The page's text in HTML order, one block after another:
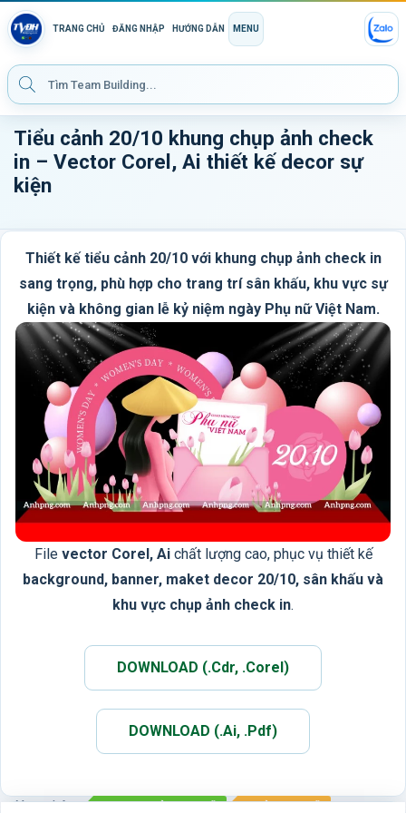
TRANG CHỦ ĐĂNG NHẬP HƯỚNG DẪN MENU
Tiểu cảnh 20/10 khung chụp ảnh check
in – Vector Corel, Ai thiết kế decor sự
kiện
Thiết kế tiểu cảnh 20/10 với khung chụp ảnh check in
sang trọng, phù hợp cho trang trí sân khấu, khu vực sự
kiện và không gian lễ kỷ niệm ngày Phụ nữ Việt Nam.
File vector Corel, Aichất lượng cao, phục vụ thiết kế
background, banner, maket decor 20/10, sân khấu và
khu vực chụp ảnh check in.
DOWNLOAD (.Cdr, .Corel)
DOWNLOAD (.Ai, .Pdf)
Xem thêm: DECOR NGÀY PHỤ NỮ NGÀY PHỤ NỮ